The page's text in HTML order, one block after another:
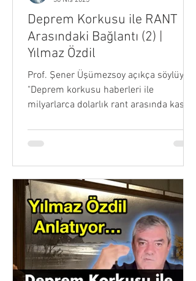
Deprem Korkusu ile RANT
Arasındaki Bağlantı (2) |
Yılmaz Özdil
Prof. Şener Üşümezsoy açıkça söylüyor.
"Deprem korkusu haberleri ile
milyarlarca dolarlık rant arasında kasıtlı